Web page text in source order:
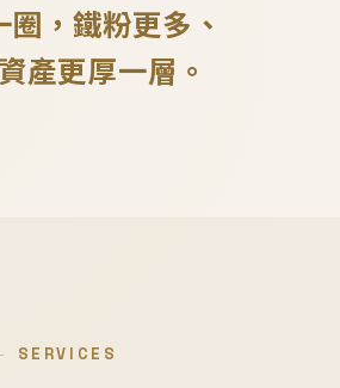
圈，鐵粉更多、
產更厚一層。
SERVICES